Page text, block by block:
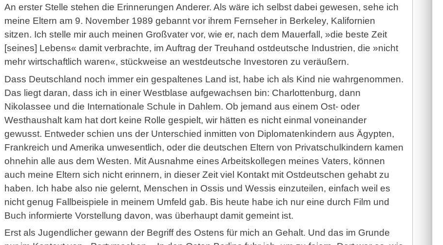
An erster Stelle stehen die Erinnerungen Anderer. Als wäre ich selbst dabei gewesen, sehe ich
meine Eltern am 9. November 1989 gebannt vor ihrem Fernseher in Berkeley, Kalifornien
sitzen. Ich stelle mir auch meinen Großvater vor, wie er, nach dem Mauerfall, »die beste Zeit
[seines] Lebens« damit verbrachte, im Auftrag der Treuhand ostdeutsche Industrien, die »nicht
mehr wirtschaftlich waren«, stückweise an westdeutsche Investoren zu veräußern.
Dass Deutschland noch immer ein gespaltenes Land ist, habe ich als Kind nie wahrgenommen.
Das liegt daran, dass ich in einer Westblase aufgewachsen bin: Charlottenburg, dann
Nikolassee und die Internationale Schule in Dahlem. Ob jemand aus einem Ost- oder
Westhaushalt kam hat dort keine Rolle gespielt, wir hätten es nicht einmal voneinander
gewusst. Entweder schien uns der Unterschied inmitten von Diplomatenkindern aus Ägypten,
Frankreich und Amerika unwesentlich, oder die deutschen Eltern von Privatschulkindern kamen
ohnehin alle aus dem Westen. Mit Ausnahme eines Arbeitskollegen meines Vaters, können
auch meine Eltern sich nicht erinnern, in dieser Zeit viel Kontakt mit Ostdeutschen gehabt zu
haben. Ich habe also nie gelernt, Menschen in Ossis und Wessis einzuteilen, einfach weil es
nicht genug Fallbeispiele in meinem Umfeld gab. Bis heute habe ich nur eine durch Film und
Buch informierte Vorstellung davon, was überhaupt damit gemeint ist.
Erst als Jugendlicher gewann der Begriff des Ostens für mich an Gehalt. Und das im Grunde